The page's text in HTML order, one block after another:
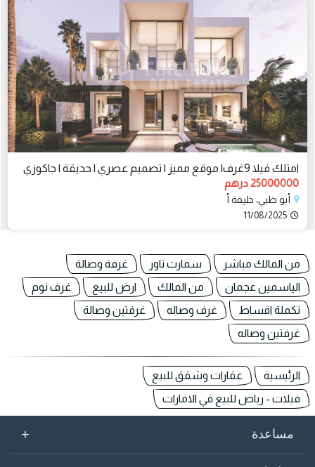
امتلك فيلا 9غرف| موقع مميز | تصميم عصري | حديقة | جاكوزي
25000000 درهم
أبو ظبي، خليفة أ
11/08/2025
من المالك مباشر سمارت تاور
غرفة وصالة
الياسمين عجمان
من المالك ارض للبيع
غرف نوم
تكملة اقساط
غرف وصاله
غرفتين وصالة
غرفتين وصاله
الرئيسية
عقارات وشقق للبيع
فيلات - رياض للبيع في الامارات
مساعدة +